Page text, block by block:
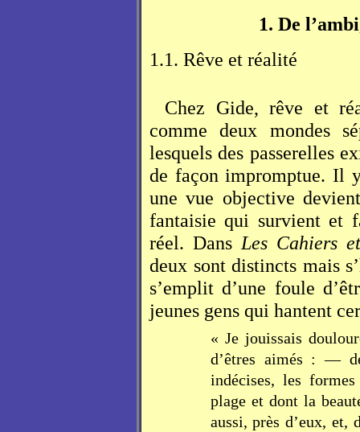
1. De
1.1. Rêve et réalité
Chez Gide, rêve et
comme deux mondes
lesquels des passerelles
de façon impromptue. Il
une vue objective
fantaisie qui survient et
réel. Dans Les Cahiers
deux sont distincts mais
s’emplit d’une foule
jeunes gens qui hantent
« Je jouissais
d’êtres aimés : —
indécises, les
plage et dont la
aussi, près d’eux, et,